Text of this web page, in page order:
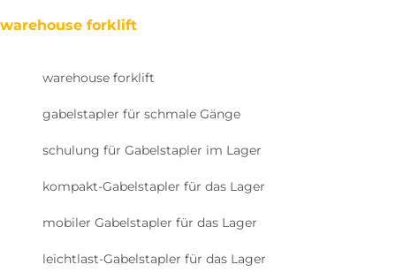
warehouse forklift
warehouse forklift
gabelstapler für schmale Gänge
schulung für Gabelstapler im Lager
kompakt-Gabelstapler für das Lager
mobiler Gabelstapler für das Lager
leichtlast-Gabelstapler für das Lager